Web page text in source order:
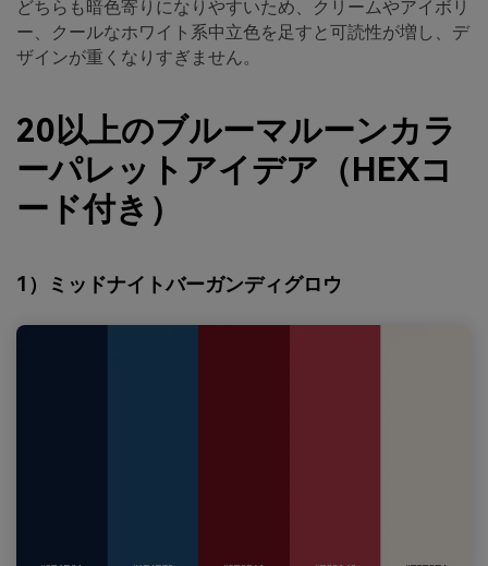
どちらも暗色寄りになりやすいため、クリームやアイボリ
ー、クールなホワイト系中立色を足すと可読性が増し、デ
ザインが重くなりすぎません。
20以上のブルーマルーンカラ
ーパレットアイデア（HEXコ
ード付き）
1）ミッドナイトバーガンディグロウ